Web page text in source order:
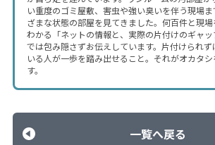
い重度のゴミ屋敷、害虫や強い臭いを伴う現場
ざまな状態の部屋を見てきました。何百件と現
わかる「ネットの情報と、実際の片付けのギャ
では包み隠さずお伝えしています。片付けられず
いる人が一歩を踏み出せること。それがオカタ
す。
一覧へ戻る